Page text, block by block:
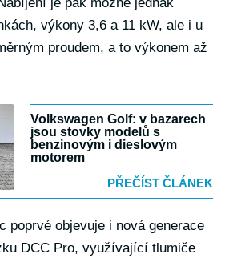
výkony 3,6 a 11 kW, ale i u
proudem, a to výkonem až
Volkswagen Golf: v bazarech
jsou stovky modelů s
benzinovým i dieslovým
motorem
PŘEČÍST ČLÁNEK
poprvé objevuje i nová generace
DCC Pro, využívající tlumiče